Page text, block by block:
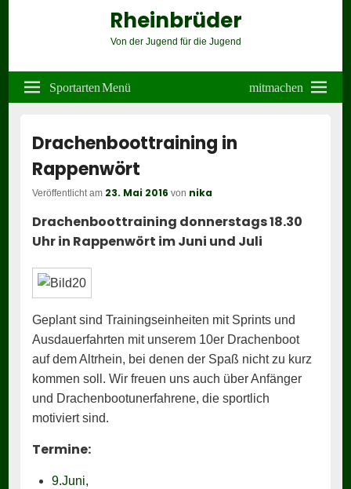
Rheinbrüder
Von der Jugend für die Jugend
Header
Right
Sportarten Menü mitmachen
Drachenboottraining in
Rappenwört
Veröffentlicht am 23. Mai 2016 von nika
Drachenboottraining donnerstags 18.30
Uhr in Rappenwört im Juni und Juli
Geplant sind Trainingseinheiten mit Sprints und
Ausdauerfahrten mit unserem 10er Drachenboot
auf dem Altrhein, bei denen der Spaß nicht zu kurz
kommen soll. Wir freuen uns auch über Anfänger
und Drachenbootunerfahrene, die sportlich
motiviert sind.
Termine:
9.Juni,